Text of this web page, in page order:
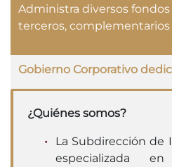
Administra diversos
terceros, complementarios
Gobierno Corporativo
¿Quiénes somos?
La Subdirección de
especializada